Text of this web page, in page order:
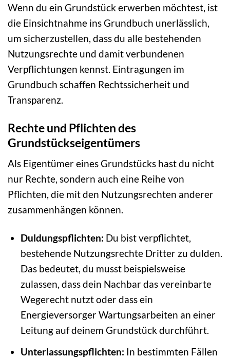
Wenn du ein Grundstück erwerben möchtest, ist
die Einsichtnahme ins Grundbuch unerlässlich,
um sicherzustellen, dass du alle bestehenden
Nutzungsrechte und damit verbundenen
Verpflichtungen kennst. Eintragungen im
Grundbuch schaffen Rechtssicherheit und
Transparenz.
Rechte und Pflichten des
Grundstückseigentümers
Als Eigentümer eines Grundstücks hast du nicht
nur Rechte, sondern auch eine Reihe von
Pflichten, die mit den Nutzungsrechten anderer
zusammenhängen können.
Duldungspflichten: Du bist verpflichtet,
bestehende Nutzungsrechte Dritter zu dulden.
Das bedeutet, du musst beispielsweise
zulassen, dass dein Nachbar das vereinbarte
Wegerecht nutzt oder dass ein
Energieversorger Wartungsarbeiten an einer
Leitung auf deinem Grundstück durchführt.
Unterlassungspflichten: In bestimmten Fällen